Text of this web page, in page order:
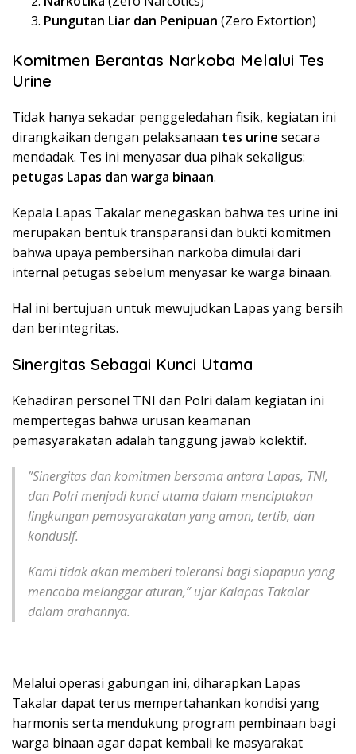
Pungutan Liar dan Penipuan (Zero Extortion)
Komitmen Berantas Narkoba Melalui Tes
Urine
​Tidak hanya sekadar penggeledahan fisik, kegiatan ini
dirangkaikan dengan pelaksanaan tes urine secara
mendadak. Tes ini menyasar dua pihak sekaligus:
petugas Lapas dan warga binaan.
​Kepala Lapas Takalar menegaskan bahwa tes urine ini
merupakan bentuk transparansi dan bukti komitmen
bahwa upaya pembersihan narkoba dimulai dari
internal petugas sebelum menyasar ke warga binaan.
Hal ini bertujuan untuk mewujudkan Lapas yang bersih
dan berintegritas.
Sinergitas Sebagai Kunci Utama
​Kehadiran personel TNI dan Polri dalam kegiatan ini
mempertegas bahwa urusan keamanan
pemasyarakatan adalah tanggung jawab kolektif.
​”Sinergitas dan komitmen bersama antara Lapas, TNI,
dan Polri menjadi kunci utama dalam menciptakan
lingkungan pemasyarakatan yang aman, tertib, dan
kondusif.
Kami tidak akan memberi toleransi bagi siapapun yang
mencoba melanggar aturan,” ujar Kalapas Takalar
dalam arahannya.
​Melalui operasi gabungan ini, diharapkan Lapas
Takalar dapat terus mempertahankan kondisi yang
harmonis serta mendukung program pembinaan bagi
warga binaan agar dapat kembali ke masyarakat